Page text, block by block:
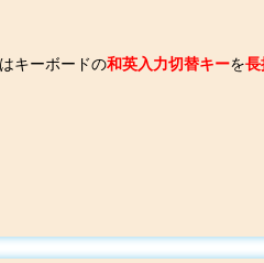
キーボードの和英入力切替キーを長